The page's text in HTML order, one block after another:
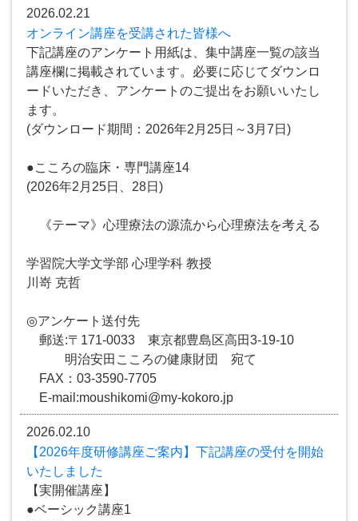
2026.02.21
オンライン講座を受講された皆様へ
下記講座のアンケート用紙は、集中講座一覧の該当
講座欄に掲載されています。必要に応じてダウンロ
ードいただき、アンケートのご提出をお願いいたし
ます。
(ダウンロード期間：2026年2月25日～3月7日)
●こころの臨床・専門講座14
(2026年2月25日、28日)
《テーマ》心理療法の源流から心理療法を考える
学習院大学文学部 心理学科 教授
川嵜 克哲
◎アンケート送付先
郵送:〒171-0033 東京都豊島区高田3-19-10
明治安田こころの健康財団 宛て
FAX：03-3590-7705
E-mail:moushikomi@my-kokoro.jp
2026.02.10
【2026年度研修講座ご案内】下記講座の受付を開始
いたしました
【実開催講座】
●ベーシック講座1